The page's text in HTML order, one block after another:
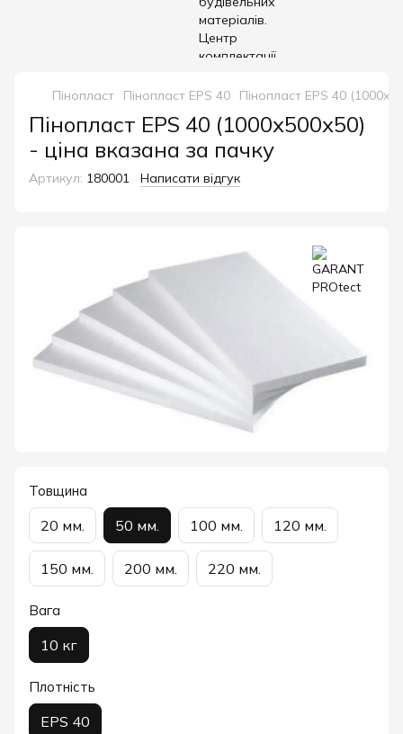
Пінопласт Пінопласт EPS 40 Пінопласт EPS 40
Пінопласт EPS 40 (1000х500х50)
- ціна вказана за пачку
Артикул: 180001 Написати відгук
Товщина
20 мм. 50 мм. 100 мм. 120 мм.
150 мм. 200 мм. 220 мм.
Вага
10 кг
Плотність
EPS 40